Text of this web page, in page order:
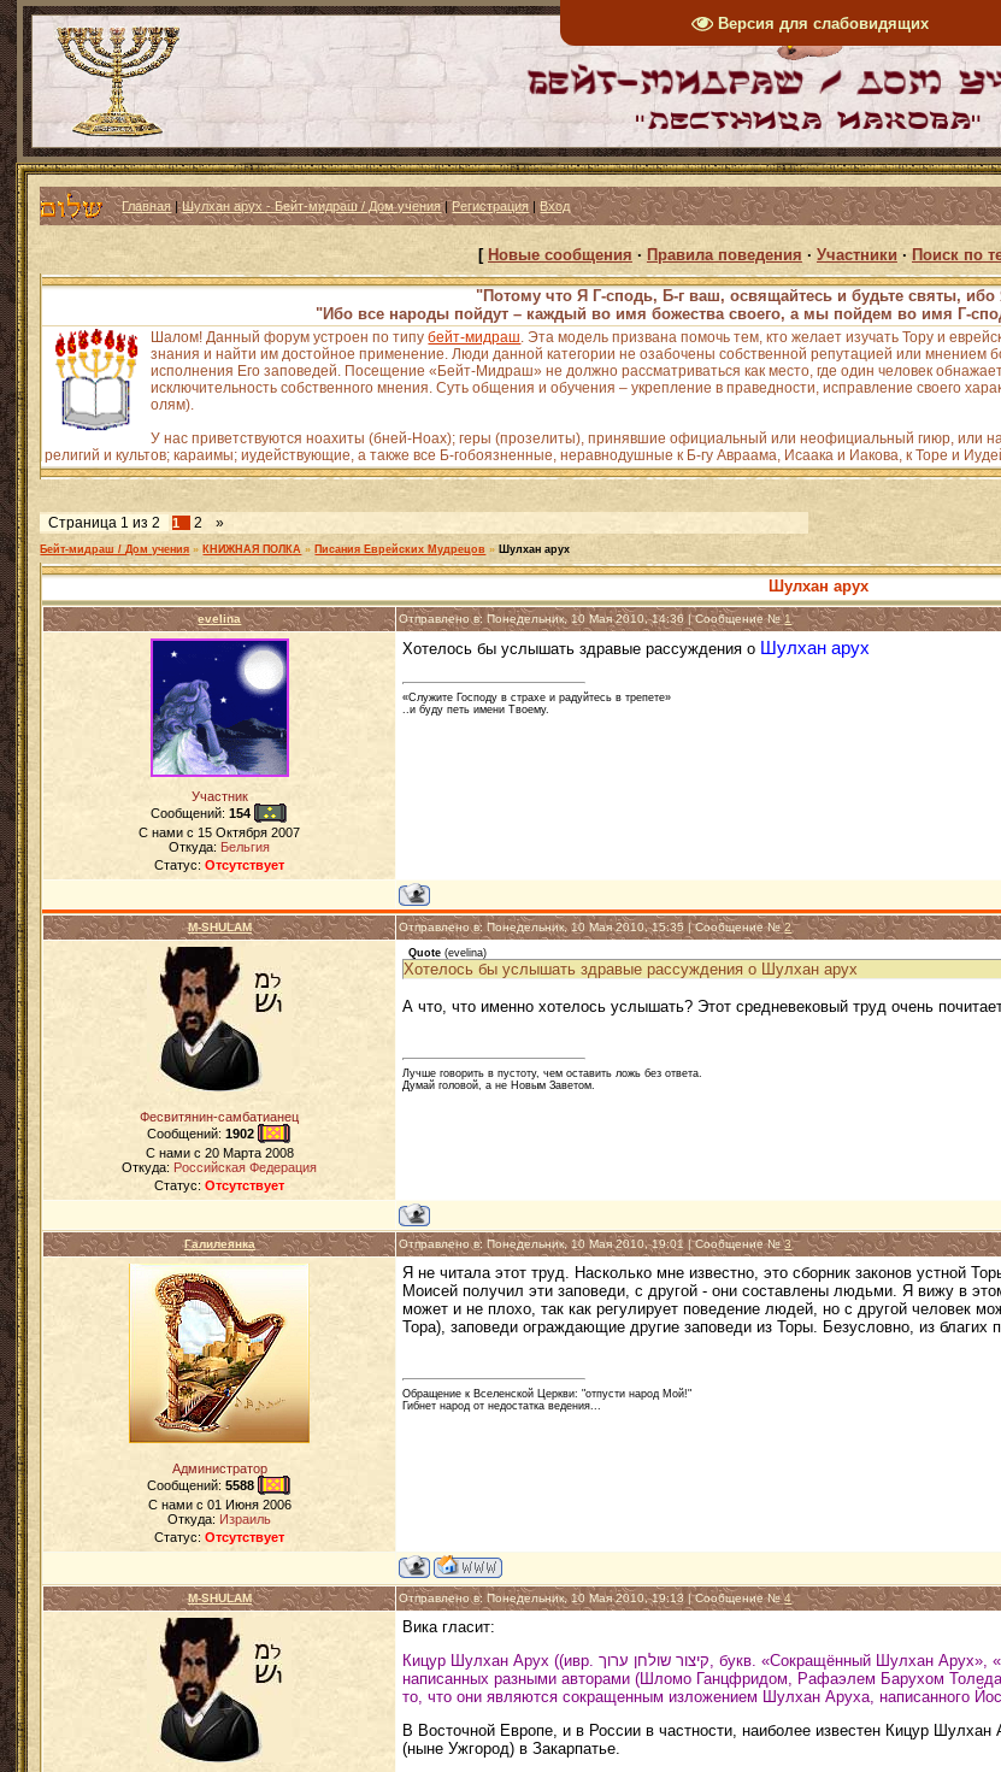
Версия для слабовидящих
Главная|Шулхан арух - Бейт-мидраш / Дом учения|Регистрация|Вход
[ Новые сообщения · Правила поведения · Участники· Поиск по
"Потому что Я Г-сподь, Б-г ваш, освящайтесь и будьте святы, ибо
"Ибо все народы пойдут – каждый во имя божества своего, а мы пойдем во имя Г-
Шалом! Данный форум устроен по типубейт-мидраш. Эта модель призвана помочь тем, кто желает изучать Тору и
знания и найти им достойное применение. Люди данной категории не озабочены собственной репутацией или мнением
исполнения Его заповедей. Посещение «Бейт-Мидраш» не должно рассматриваться как место, где один человек
исключительность собственного мнения. Суть общения и обучения – укрепление в праведности, исправление своего
олям).
У нас приветствуются ноахиты (бней-Ноах); геры (прозелиты), принявшие официальный или неофициальный гиюр, или
религий и культов; караимы; иудействующие, а также все Б-гобоязненные, неравнодушные к Б-гу Авраама, Исаака и Иакова, к Торе и
Страница 1 из2 1 2 »
Бейт-мидраш / Дом учения » КНИЖНАЯ ПОЛКА » Писания Еврейских Мудрецов » Шулхан арух
Шулхан арух
evelina Отправлено в: Понедельник, 10 Мая 2010, 14:36 | Сообщение №1
Участник
Сообщений:154
C нами с 15 Октября 2007
Откуда: Бельгия
Статус:Отсутствует
Хотелось бы услышать здравые рассуждения о Шулхан арух
«Служите Господу в страхе и радуйтесь в трепете»
..и буду петь имени Твоему.
M-SHULAM Отправлено в: Понедельник, 10 Мая 2010, 15:35 | Сообщение №2
Фесвитянин-самбатианец
Сообщений:1902
C нами с 20 Марта 2008
Откуда: Российская Федерация
Статус:Отсутствует
Quote (evelina)
Хотелось бы услышать здравые рассуждения о Шулхан арух
А что, что именно хотелось услышать? Этот средневековый труд очень
Лучше говорить в пустоту, чем оставить ложь без ответа.
Думай головой, а не Новым Заветом.
Галилеянка Отправлено в: Понедельник, 10 Мая 2010, 19:01 | Сообщение №3
Администратор
Сообщений:5588
C нами с 01 Июня 2006
Откуда: Израиль
Статус:Отсутствует
Я не читала этот труд. Насколько мне известно, это сборник законов устной
Моисей получил эти заповеди, с другой - они составлены людьми. Я вижу в
может и не плохо, так как регулирует поведение людей, но с другой человек
Тора), заповеди ограждающие другие заповеди из Торы. Безусловно, из благих
Обращение к Вселенской Церкви: "отпусти народ Мой!"
Гибнет народ от недостатка ведения...
M-SHULAM Отправлено в: Понедельник, 10 Мая 2010, 19:13 | Сообщение №4
Вика гласит:
Кицур Шулхан Арух ((ивр. קיצור שולחן ערוך‎, букв. «Сокращённый Шулхан Арух», «Малый Накрытый Стол») — общее название ряда галахических кодексов,
написанных разными авторами (Шломо Ганцфридом, Рафаэлем Барухом
то, что они являются сокращенным изложением Шулхан Аруха, написанного
В Восточной Европе, и в России в частности, наиболее известен Кицур
(ныне Ужгород) в Закарпатье.